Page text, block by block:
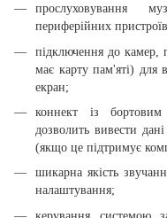
прослуховування
периферійних
підключення до камер,
має карту пам'яті) для
екран;
коннект із
дозволить вивести
(якщо це підтримує
шикарна якість
налаштування;